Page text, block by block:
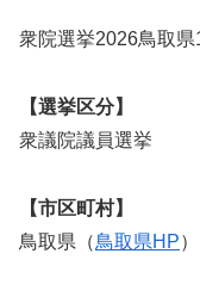
衆院選挙2026鳥取県
【選挙区分】
衆議院議員選挙
【市区町村】
鳥取県（鳥取県HP）